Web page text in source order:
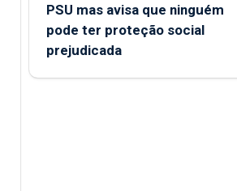
PSU mas avisa que ninguém
pode ter proteção social
prejudicada